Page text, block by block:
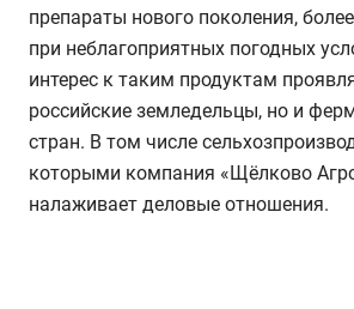
препараты нового поколения,
при неблагоприятных погодных
интерес к таким продуктам
российские земледельцы, но и
стран. В том числе
которыми компания «Щёлково
налаживает деловые отношения.